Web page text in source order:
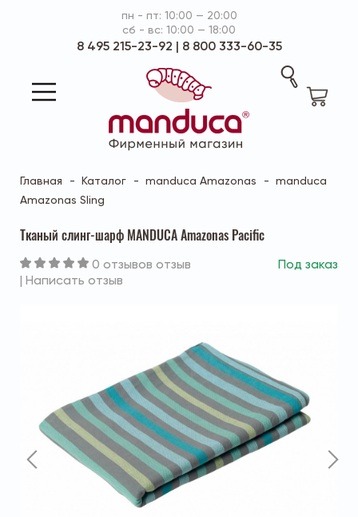
пн - пт: 10:00 — 20:00
сб - вс: 10:00 — 18:00
8 495 215-23-92 | 8 800 333-60-35
Главная Каталог manduca Amazonas
manduca
Amazonas Sling
Тканый слинг-шарф MANDUCA Amazonas Pacific
0 отзывов отзыв
| Написать отзыв
Под заказ